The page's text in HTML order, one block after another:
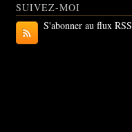
SUIVEZ-MOI
S'abonner au flux RSS